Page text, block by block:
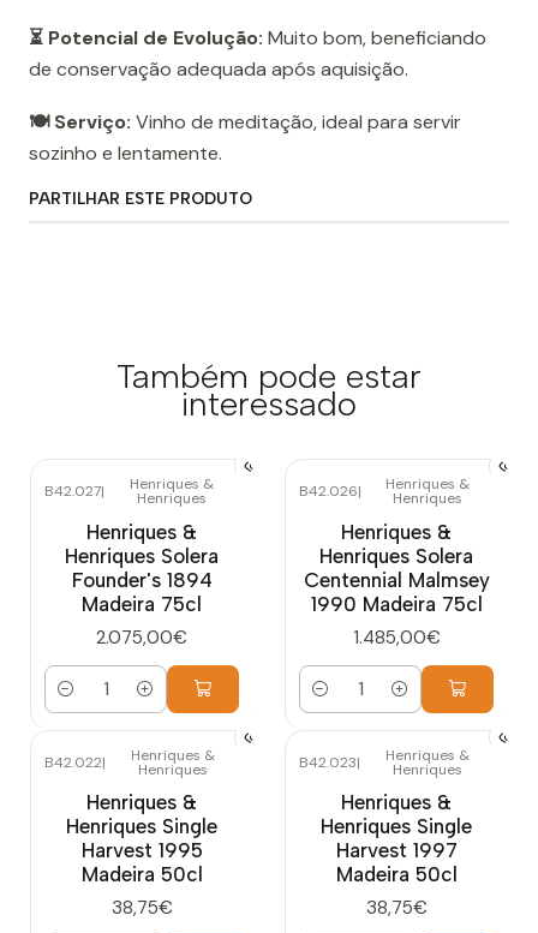
⏳ Potencial de Evolução: Muito bom, beneficiando
de conservação adequada após aquisição.
🍽️ Serviço: Vinho de meditação, ideal para servir
sozinho e lentamente.
PARTILHAR ESTE PRODUTO
Também pode estar
interessado
B42.027| Henriques &
Henriques
Henriques &
Henriques Solera
Founder's 1894
Madeira 75cl
2.075,00€
Quantidade
B42.026| Henriques &
Henriques
Henriques &
Henriques Solera
Centennial Malmsey
1990 Madeira 75cl
1.485,00€
Quantidade
B42.022| Henriques &
Henriques
Henriques &
Henriques Single
Harvest 1995
Madeira 50cl
38,75€
B42.023| Henriques &
Henriques
Henriques &
Henriques Single
Harvest 1997
Madeira 50cl
38,75€